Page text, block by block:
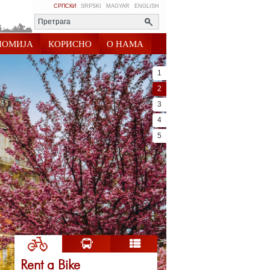
СРПСКИ SRPSKI MAGYAR ENGLISH
КОРИСНО О НАМА
1
2
3
4
5
Rent a Bike